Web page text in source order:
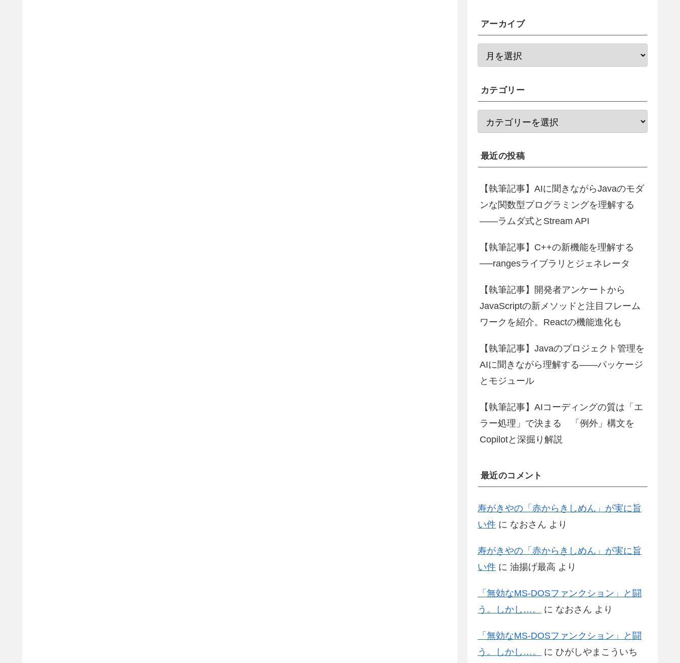
アーカイブ
カテゴリー
最近の投稿
【執筆記事】AIに聞きながらJavaのモダ
ンな関数型プログラミングを理解する
――ラムダ式とStream API
【執筆記事】C++の新機能を理解する
──rangesライブラリとジェネレータ
【執筆記事】開発者アンケートから
JavaScriptの新メソッドと注目フレーム
ワークを紹介。Reactの機能進化も
【執筆記事】Javaのプロジェクト管理を
AIに聞きながら理解する――パッケージ
とモジュール
【執筆記事】AIコーディングの質は「エ
ラー処理」で決まる 「例外」構文を
Copilotと深掘り解説
最近のコメント
寿がきやの「赤からきしめん」が実に旨
い件 に なおさん より
寿がきやの「赤からきしめん」が実に旨
い件 に 油揚げ最高 より
「無効なMS-DOSファンクション」と闘
う。しかし…。
に なおさん より
「無効なMS-DOSファンクション」と闘
う。しかし…。
に ひがしやまこういち